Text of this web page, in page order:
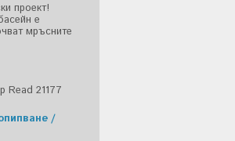
проект!
е
мръсните
Read 21177
/